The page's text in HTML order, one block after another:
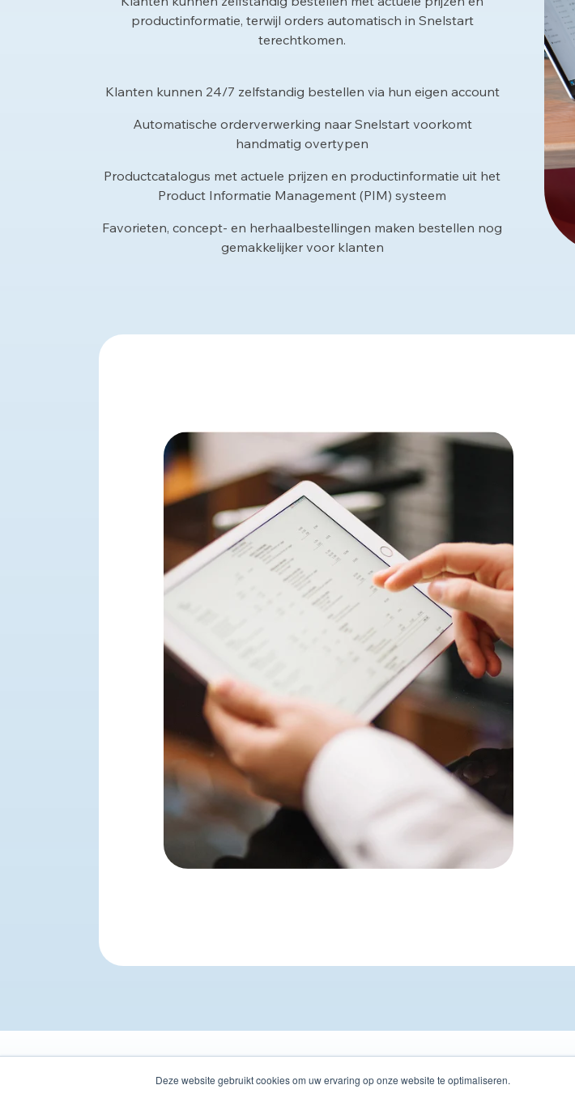
Deze website gebruikt cookies om uw ervaring op onze website te optimaliseren.
productinformatie, terwijl orders automatisch in Snelstart
terechtkomen.
Klanten kunnen 24/7 zelfstandig bestellen via hun eigen account
Automatische orderverwerking naar Snelstart voorkomt
handmatig overtypen
Productcatalogus met actuele prijzen en productinformatie uit het
Product Informatie Management (PIM) systeem
Favorieten, concept- en herhaalbestellingen maken bestellen nog
gemakkelijker voor klanten